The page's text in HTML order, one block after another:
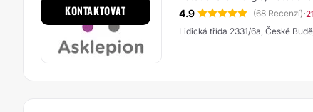
4.9
(68 Recenzí)·
Lidická třída 2331/6a, České
KONTAKTOVAT